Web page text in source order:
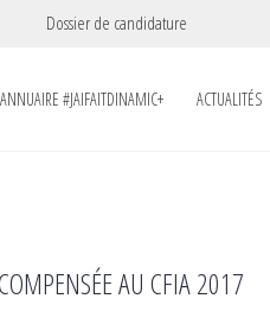
Dossier de candidature
ANNUAIRE #JAIFAITDINAMIC+ ACTUALITÉS
AU CFIA 2017